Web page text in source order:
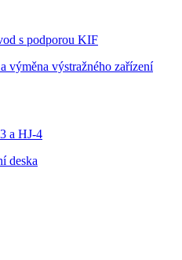
s podporou KIF
výměna výstražného zařízení
a HJ-4
deska